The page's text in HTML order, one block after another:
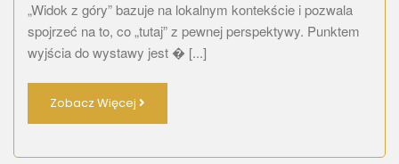
„Widok z góry” bazuje na lokalnym kontekście i pozwala
spojrzeć na to, co „tutaj” z pewnej perspektywy. Punktem
wyjścia do wystawy jest � [...]
Zobacz Więcej